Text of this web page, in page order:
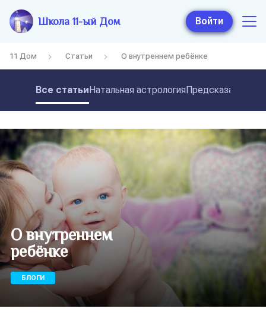
Школа 11-ый Дом Войти
11 Дом Статьи О внутреннем ребёнке
Все статьиНатальная астрология
О внутреннем
ребёнке
БЛОГИ